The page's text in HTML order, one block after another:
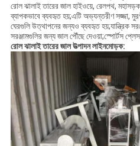
রোল ঝালাই তারের জাল হাইওয়ে, রেলপথ,
ব্যাপকভাবে ব্যবহৃত হয়;এটি অভ্যন্তরীণ সজ্জা,
ঘেরগুলি উত্থাপনের জন্যও ব্যবহৃত হয়;যান্ত্রিক
সরঞ্জামগুলির জন্য জাল পৌঁছে দেওয়া;স্পোর্টস প্লেস
রোল ঝালাই তারের জাল উত্পাদন লাইনমোড়ক: